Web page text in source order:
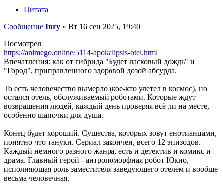
Цитата
Сообщение Inry » Вт 16 сен 2025, 19:40
Посмотрел
https://animego.online/5114-apokalipsis-otel.html
Впечатления: как от гибрида "Будет ласковый дождь" и
"Город", приправленного здоровой дозой абсурда.
То есть человечество вымерло (кое-кто улетел в космос), но
остался отель, обслуживаемый роботами. Которые ждут
возвращения людей, каждый день проверяя всё ли на месте,
особенно шапочки для душа.
Конец будет хороший. Существа, которых зовут енотианцами,
понятно что тануки. Сериал закончен, всего 12 эпизодов.
Каждый немного разного жанра, есть и детектив и комикс и
драма. Главный герой - антропоморфная робот Юкио,
исполняющая роль заместителя заведующего отелем и вообще
весьма человечная.